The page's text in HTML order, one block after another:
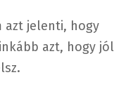
azt jelenti, hogy
azt, hogy jól